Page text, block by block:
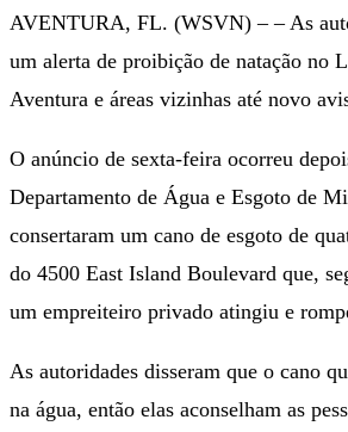
AVENTURA, FL. (WSVN) – – As
um alerta de proibição de natação no
Aventura e áreas vizinhas até novo
O anúncio de sexta-feira ocorreu
Departamento de Água e Esgoto de
consertaram um cano de esgoto de
do 4500 East Island Boulevard que,
um empreiteiro privado atingiu e
As autoridades disseram que o cano
na água, então elas aconselham as